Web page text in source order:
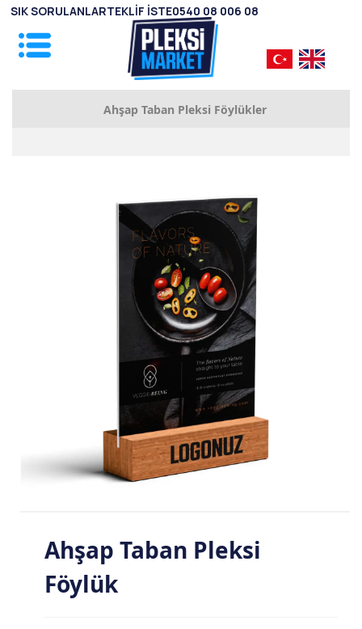
Ahşap Taban Pleksi Föylükler
A5 Ahşap Taban Pleksi Föylük
A6 Ahşap Taban Pleksi Föylük
Ahşap Taban Pleksi
Föylük
SIK SORULANLARTEKLİF İSTE0540 08 006 08